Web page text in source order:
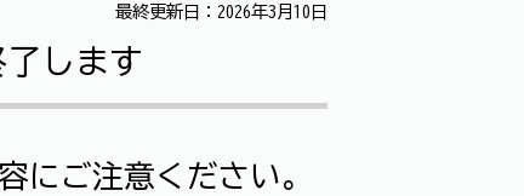
最終更新日：2026年3月10日
します
にご注意ください。